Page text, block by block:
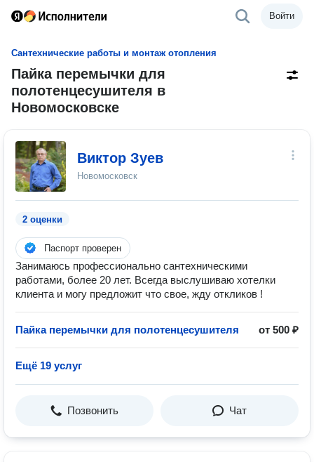
Войти
Сантехнические работы и монтаж отопления
Пайка перемычки для
полотенцесушителя в
Новомосковске
Виктор Зуев
Новомосковск
2 оценки
Паспорт проверен
Занимаюсь профессионально сантехническими
работами, более 20 лет. Всегда выслушиваю хотелки
клиента и могу предложит что свое, жду откликов !
Пайка перемычки для полотенцесушителя от 500 ₽
Ещё 19 услуг
Позвонить Чат